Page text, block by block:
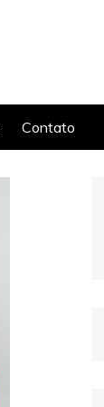
Contato